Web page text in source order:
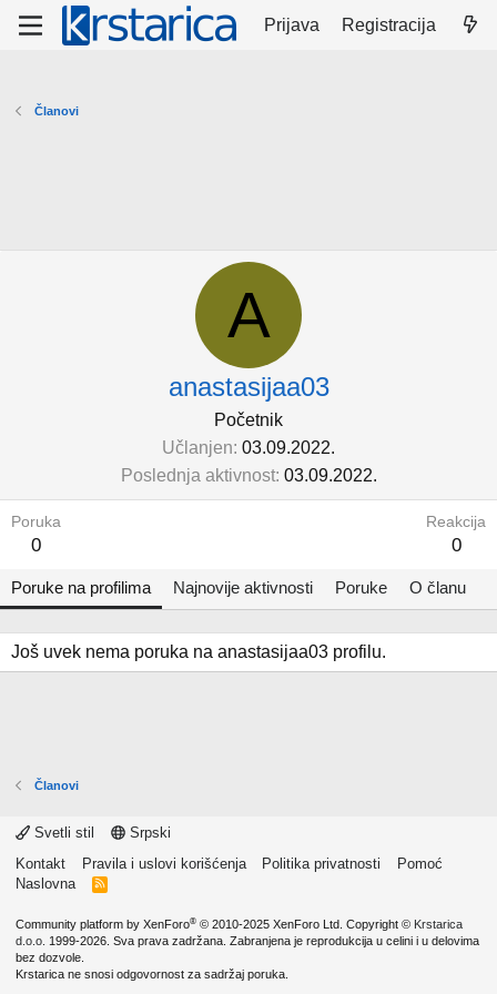
Prijava Registracija
Članovi
A
anastasijaa03
Početnik
Učlanjen 03.09.2022.
Poslednja aktivnost 03.09.2022.
Poruka
0
Reakcija
0
Poruke na profilima Najnovije aktivnosti Poruke O članu
Još uvek nema poruka na anastasijaa03 profilu.
Članovi
Svetli stil
Srpski
Kontakt
Pravila i uslovi korišćenja Politika privatnosti
Pomoć
Naslovna
R
Community platform by XenForo® © 2010-2025 XenForo Ltd. Copyright © Krstarica
d.o.o. 1999-2026. Sva prava zadržana. Zabranjena je reprodukcija u celini i u delovima
bez dozvole.
Krstarica ne snosi odgovornost za sadržaj poruka.